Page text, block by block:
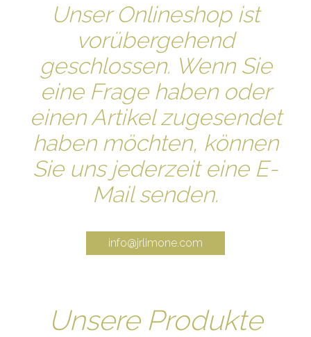
Unser Onlineshop ist
vorübergehend
geschlossen. Wenn Sie
eine Frage haben oder
einen Artikel zugesendet
haben möchten, können
Sie uns jederzeit eine E-
Mail senden.
info@jrlimone.com
Unsere Produkte